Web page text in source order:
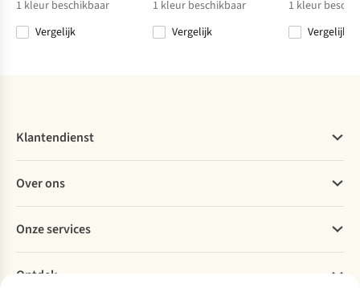
1 kleur beschikbaar
Vergelijk
1 kleur beschikbaar
Vergelijk
1 kleur
Vergelijk
Klantendienst
Bestellen
Betalen
Levering
Retourneren
Bestelling herroepen
Over ons
Explore More
Verantwoord ondernemen
Over Ayacucho
Onze services
Ontdek